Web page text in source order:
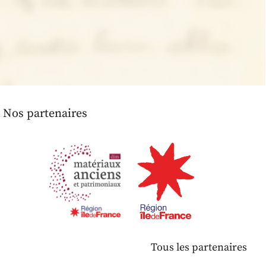
Nos partenaires
Tous les partenaires